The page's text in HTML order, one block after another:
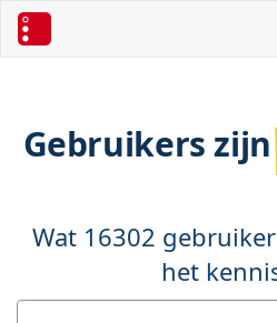
Gebruikers zijn
Wat 16302
het